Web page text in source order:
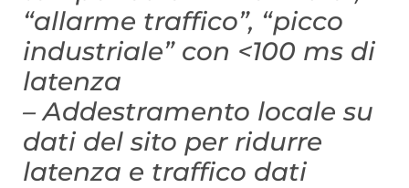
“allarme traffico”, “picco
industriale” con <100 ms di
latenza
– Addestramento locale su
dati del sito per ridurre
latenza e traffico dati